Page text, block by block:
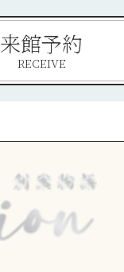
来館予約
RECEIVE